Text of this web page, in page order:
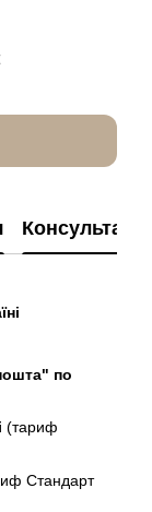
Консультація
по
(тариф
Стандарт